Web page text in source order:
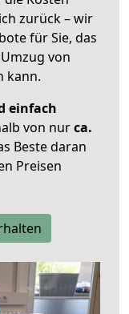
zurück – wir
für Sie, das
von
kann.
einfach
von nurca.
Beste daran
Preisen